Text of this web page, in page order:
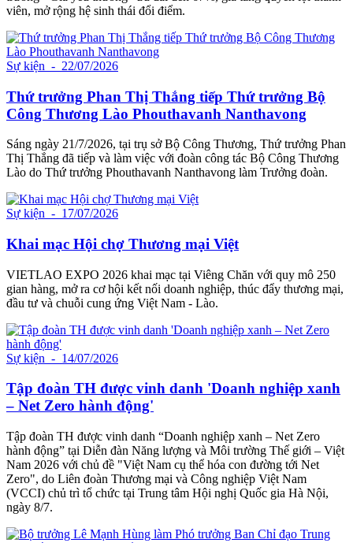
viên, mở rộng hệ sinh thái đổi điểm.
Sự kiện - 22/07/2026
Thứ trưởng Phan Thị Thắng tiếp Thứ trưởng Bộ
Công Thương Lào Phouthavanh Nanthavong
Sáng ngày 21/7/2026, tại trụ sở Bộ Công Thương, Thứ trưởng Phan
Thị Thắng đã tiếp và làm việc với đoàn công tác Bộ Công Thương
Lào do Thứ trưởng Phouthavanh Nanthavong làm Trưởng đoàn.
Sự kiện - 17/07/2026
Khai mạc Hội chợ Thương mại Việt
VIETLAO EXPO 2026 khai mạc tại Viêng Chăn với quy mô 250
gian hàng, mở ra cơ hội kết nối doanh nghiệp, thúc đẩy thương mại,
đầu tư và chuỗi cung ứng Việt Nam - Lào.
Sự kiện - 14/07/2026
Tập đoàn TH được vinh danh 'Doanh nghiệp xanh
– Net Zero hành động'
Tập đoàn TH được vinh danh “Doanh nghiệp xanh – Net Zero
hành động” tại Diễn đàn Năng lượng và Môi trường Thế giới – Việt
Nam 2026 với chủ đề "Việt Nam cụ thể hóa con đường tới Net
Zero", do Liên đoàn Thương mại và Công nghiệp Việt Nam
(VCCI) chủ trì tổ chức tại Trung tâm Hội nghị Quốc gia Hà Nội,
ngày 8/7.